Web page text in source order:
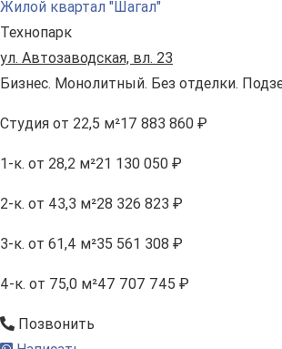
Жилой квартал "Шагал"
Технопарк
ул. Автозаводская, вл. 23
Бизнес. Монолитный. Без отделки.
Студия от 22,5 м²17 883 860 ₽
1-к. от 28,2 м²21 130 050 ₽
2-к. от 43,3 м²28 326 823 ₽
3-к. от 61,4 м²35 561 308 ₽
4-к. от 75,0 м²47 707 745 ₽
Позвонить